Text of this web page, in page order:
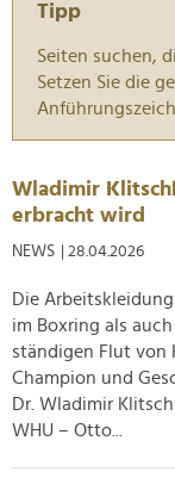
Tipp
Seiten suchen,
Setzen Sie die
Wladimir
erbracht wird
NEWS | 28.04.2026
Die
im Boxring als
ständigen Flut von
Champion und
Dr. Wladimir
WHU – Otto...